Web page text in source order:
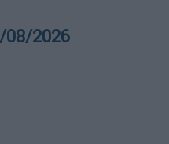
08/2026